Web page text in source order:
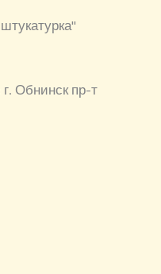
Обнинск пр-т